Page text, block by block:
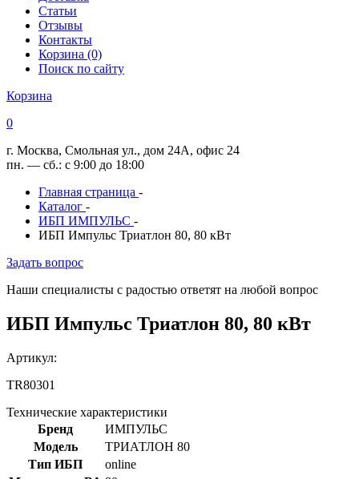
Статьи
Отзывы
Контакты
Корзина (0)
Поиск по сайту
Корзина
0
г. Москва, Смольная ул., дом 24А, офис 24
пн. — сб.: с 9:00 до 18:00
Главная страница -
Каталог -
ИБП ИМПУЛЬС -
ИБП Импульс Триатлон 80, 80 кВт
Задать вопрос
Наши специалисты с радостью ответят на любой вопрос
ИБП Импульс Триатлон 80, 80 кВт
Артикул:
TR80301
Технические характеристики
Бренд
ИМПУЛЬС
Модель
ТРИАТЛОН 80
Тип ИБП
online